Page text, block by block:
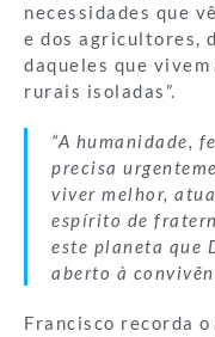
necessidades que
e dos agricultores,
daqueles que
rurais isoladas”.
“A humanidade,
precisa
viver melhor,
espírito de
este planeta que
aberto à
Francisco recorda